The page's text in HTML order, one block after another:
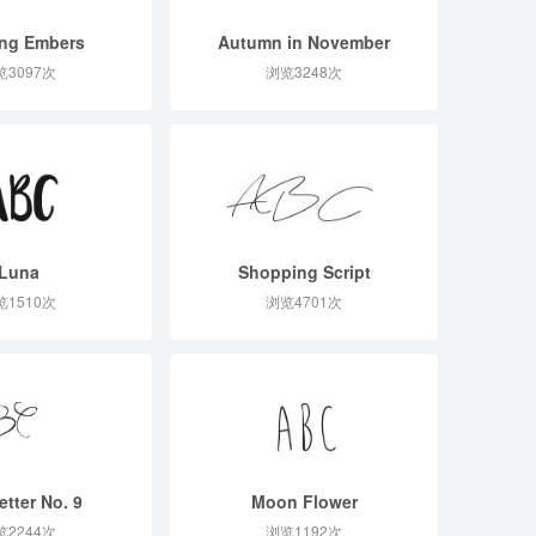
Embers
3097次
Autumn in November
浏览3248次
1510次
Shopping Script
浏览4701次
No. 9
2244次
Moon Flower
浏览1192次